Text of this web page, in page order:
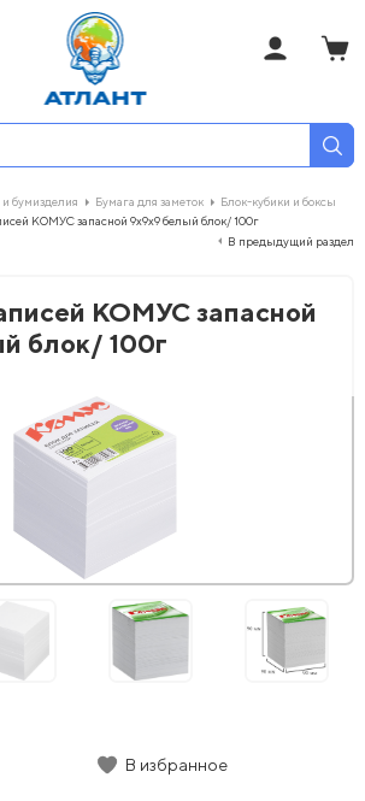
и бумизделия Бумага для заметок
Блок-кубики и боксы
КОМУС запасной 9х9х9 белый блок/ 100г
В предыдущий раздел
КОМУС запасной
блок/ 100г
В избранное